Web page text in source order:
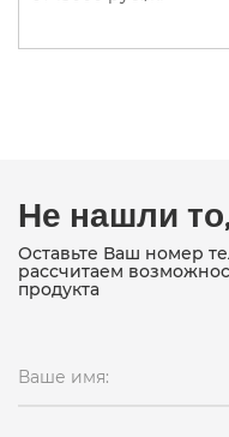
Не нашли
Оставьте Ваш номер
рассчитаем
продукта
Ваше имя: